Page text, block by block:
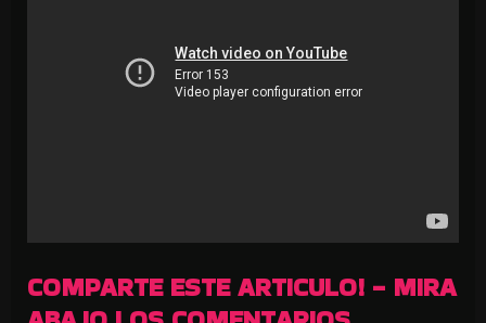
COMPARTE ESTE ARTICULO! - MIRA